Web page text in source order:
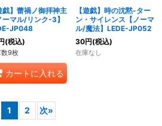
戯】蕾禍ノ御拝神主
ーマル/リンク-3】
JP048
(税込)
数9枚
カートに入れる
【遊戯】時の沈黙-ター
ン・サイレンス【ノーマ
ル/魔法】LEDE-JP052
30円(税込)
在庫なし
1 2 次»